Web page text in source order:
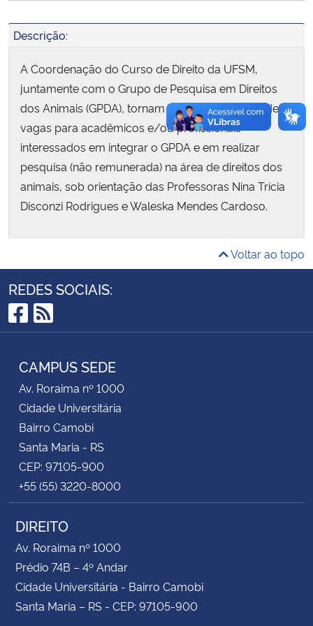
Secretaria-Geral
Secretaria de Governo
Gabinete de Segurança Institucional
Advocacia-Geral da União
Banco Central do Brasil
Descrição:
A Coordenação do Curso de Direito da UFSM,
juntamente com o Grupo de Pesquisa em Direitos
dos Animais (GPDA), tornam pública a abertura de
vagas para acadêmicos e/ou profissionais
interessados em integrar o GPDA e em realizar
pesquisa (não remunerada) na área de direitos dos
animais, sob orientação das Professoras Nina Trícia
Disconzi Rodrigues e Waleska Mendes Cardoso.
Voltar ao topo
REDES SOCIAIS:
Facebook
RSS
CAMPUS SEDE
Av. Roraima nº 1000
Cidade Universitária
Bairro Camobi
Santa Maria - RS
CEP: 97105-900
+55 (55) 3220-8000
DIREITO
Av. Roraima nº 1000
Prédio 74B – 4º Andar
Cidade Universitária - Bairro Camobi
Santa Maria – RS - CEP: 97105-900